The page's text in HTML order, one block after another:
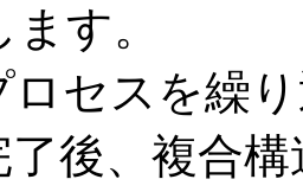
す。
ロセスを繰
了後、複合